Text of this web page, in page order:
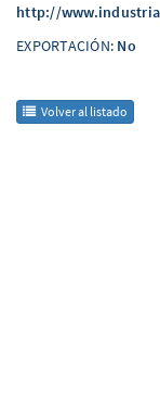
http://
EXPORTACIÓN: No
Volver al listado